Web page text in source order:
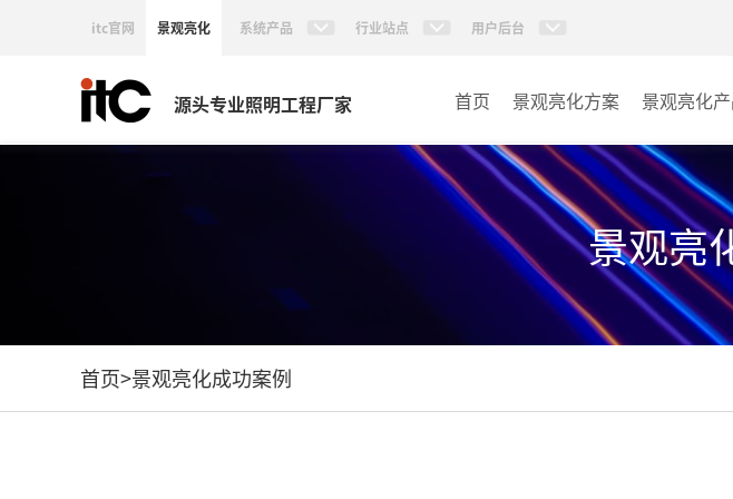
itc官网 景观亮化 系统产品 行业站点 用户后台
源头专业照明工程厂家 首页 景观亮化方案 景观亮化
AI智慧文旅
AI智慧照明
投光
洗墙灯
景观亮
首页>景观亮化成功案例